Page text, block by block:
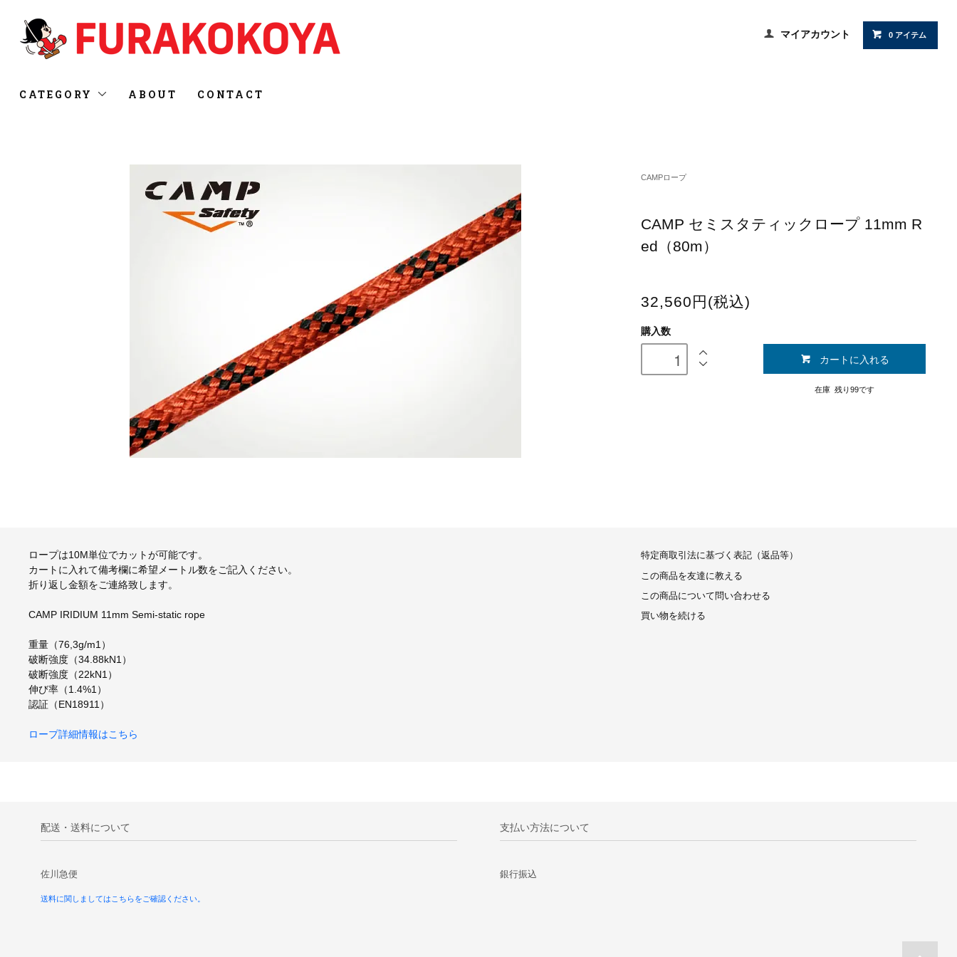
マイアカウント 0 アイテム
CATEGORY ABOUT CONTACT
CAMPロープ
CAMP セミスタティックロープ 11mm R
ed（80m）
32,560円(税込)
購入数
カートに入れる
在庫 残り99です
ロープは10M単位でカットが可能です。
カートに入れて備考欄に希望メートル数をご記入ください。
折り返し金額をご連絡致します。
CAMP IRIDIUM 11mm Semi-static rope
重量（76,3g/m1）
破断強度（34.88kN1）
破断強度（22kN1）
伸び率（1.4%1）
認証（EN18911）
ロープ詳細情報はこちら
特定商取引法に基づく表記（返品等）
この商品を友達に教える
この商品について問い合わせる
買い物を続ける
配送・送料について
佐川急便
送料に関しましてはこちらをご確認ください。
支払い方法について
銀行振込